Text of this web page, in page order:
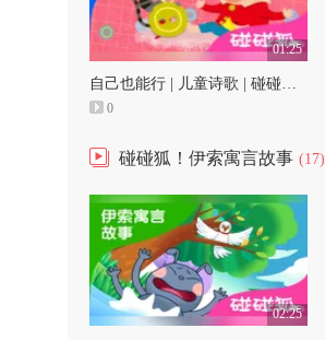
01:25
自己也能行 | 儿童诗歌 | 碰碰狐！快乐儿童诗
0
碰碰狐！伊索寓言故事 (17)
02:25